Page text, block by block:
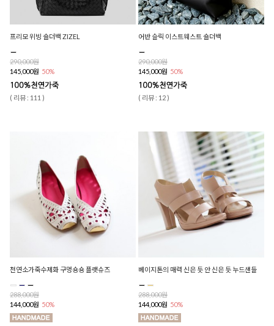
프리모 위빙 숄더백 ZIZEL
290,000원
145,000원 50%
( 리뷰 : 111 )
어반 슬릭 이스트웨스트 숄더백
290,000원
145,000원 50%
( 리뷰 : 12 )
천연소가죽수제화 구멍숑숑 플랫슈즈
288,000원
144,000원 50%
베이지톤의 매력 신은 듯 안 신은 듯 누드샌들
288,000원
144,000원 50%